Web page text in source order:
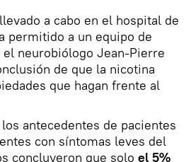
a cabo en el hospital de
permitido a un equipo de
neurobiólogo Jean-Pierre
de que la nicotina
que hagan frente al
antecedentes de pacientes
con síntomas leves del
concluyeron que solo el 5%